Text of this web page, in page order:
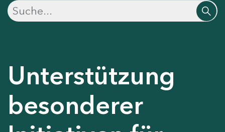
Unterstützung
besonderer